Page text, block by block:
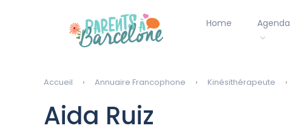
Home Agenda
Accueil Annuaire Francophone Kinésithérapeute
Aida Ruiz